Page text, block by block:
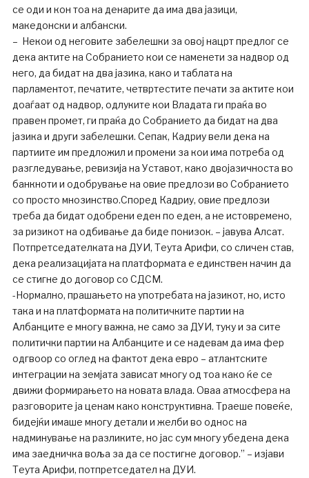
се оди и кон тоа на денарите да има два јазици,
македонски и албански.
– Некои од неговите забелешки за овој нацрт предлог се
дека актите на Собранието кои се наменети за надвор од
него, да бидат на два јазика, како и таблата на
парламентот, печатите, четвртестите печати за актите кои
доаѓаат од надвор, одлуките кои Владата ги праќа во
правен промет, ги праќа до Собранието да бидат на два
јазика и други забелешки. Сепак, Кадриу вели дека на
партиите им предложил и промени за кои има потреба од
разгледување, ревизија на Уставот, како двојазичноста во
банкноти и одобрување на овие предлози во Собранието
со просто мнозинство.Според Кадриу, овие предлози
треба да бидат одобрени еден по еден, а не истовремено,
за ризикот на одбивање да биде понизок. – јавува Алсат.
Потпретседателката на ДУИ, Теута Арифи, со сличен став,
дека реализацијата на платформата е единствен начин да
се стигне до договор со СДСМ.
-Нормално, прашањето на употребата на јазикот, но, исто
така и на платформата на политичките партии на
Албанците е многу важна, не само за ДУИ, туку и за сите
политички партии на Албанците и се надевам да има фер
одгвоор со оглед на фактот дека евро – атлантските
интеграции на земјата зависат многу од тоа како ќе се
движи формирањето на новата влада. Оваа атмосфера на
разговорите ја ценам како конструктивна. Траеше повеќе,
бидејќи имаше многу детали и желби во однос на
надминување на разликите, но јас сум многу убедена дека
има заедничка воља за да се постигне договор.” – изјави
Теута Арифи, потпретседател на ДУИ.